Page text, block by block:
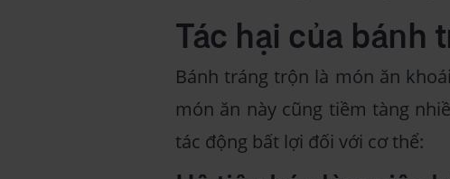
Tác hại của bánh
Bánh tráng trộn là món ăn
món ăn này cũng tiềm tàng
tác động bất lợi đối với cơ thể: